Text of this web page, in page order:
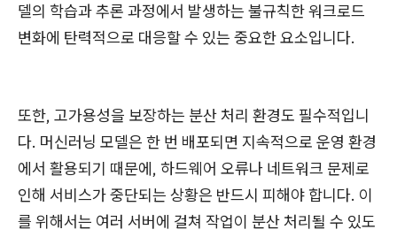
델의 학습과 추론 과정에서 발생하는 불규칙한 워크로드
변화에 탄력적으로 대응할 수 있는 중요한 요소입니다.
또한, 고가용성을 보장하는 분산 처리 환경도 필수적입니
다. 머신러닝 모델은 한 번 배포되면 지속적으로 운영 환경
에서 활용되기 때문에, 하드웨어 오류나 네트워크 문제로
인해 서비스가 중단되는 상황은 반드시 피해야 합니다. 이
를 위해서는 여러 서버에 걸쳐 작업이 분산 처리될 수 있도